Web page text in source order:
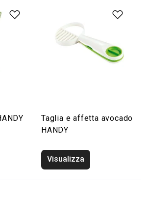
Taglia e affetta avocado
HANDY
Visualizza